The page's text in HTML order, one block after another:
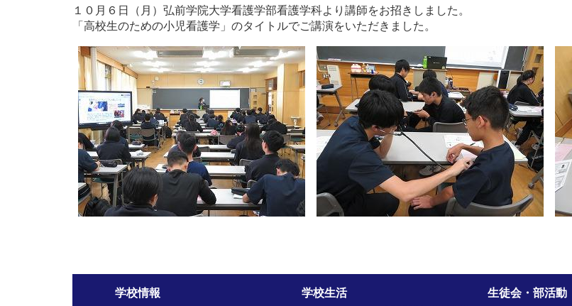
１０月６日（月）弘前学院大学看護学部看護学科より講師をお招きしました。
「高校生のための小児看護学」のタイトルでご講演をいただきました。
学校情報 学校生活 生徒会・部活動